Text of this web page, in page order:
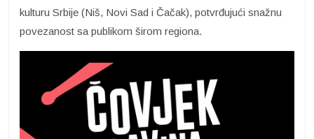
kulturu Srbije (Niš, Novi Sad i Čačak), potvrđujući snažnu
povezanost sa publikom širom regiona.